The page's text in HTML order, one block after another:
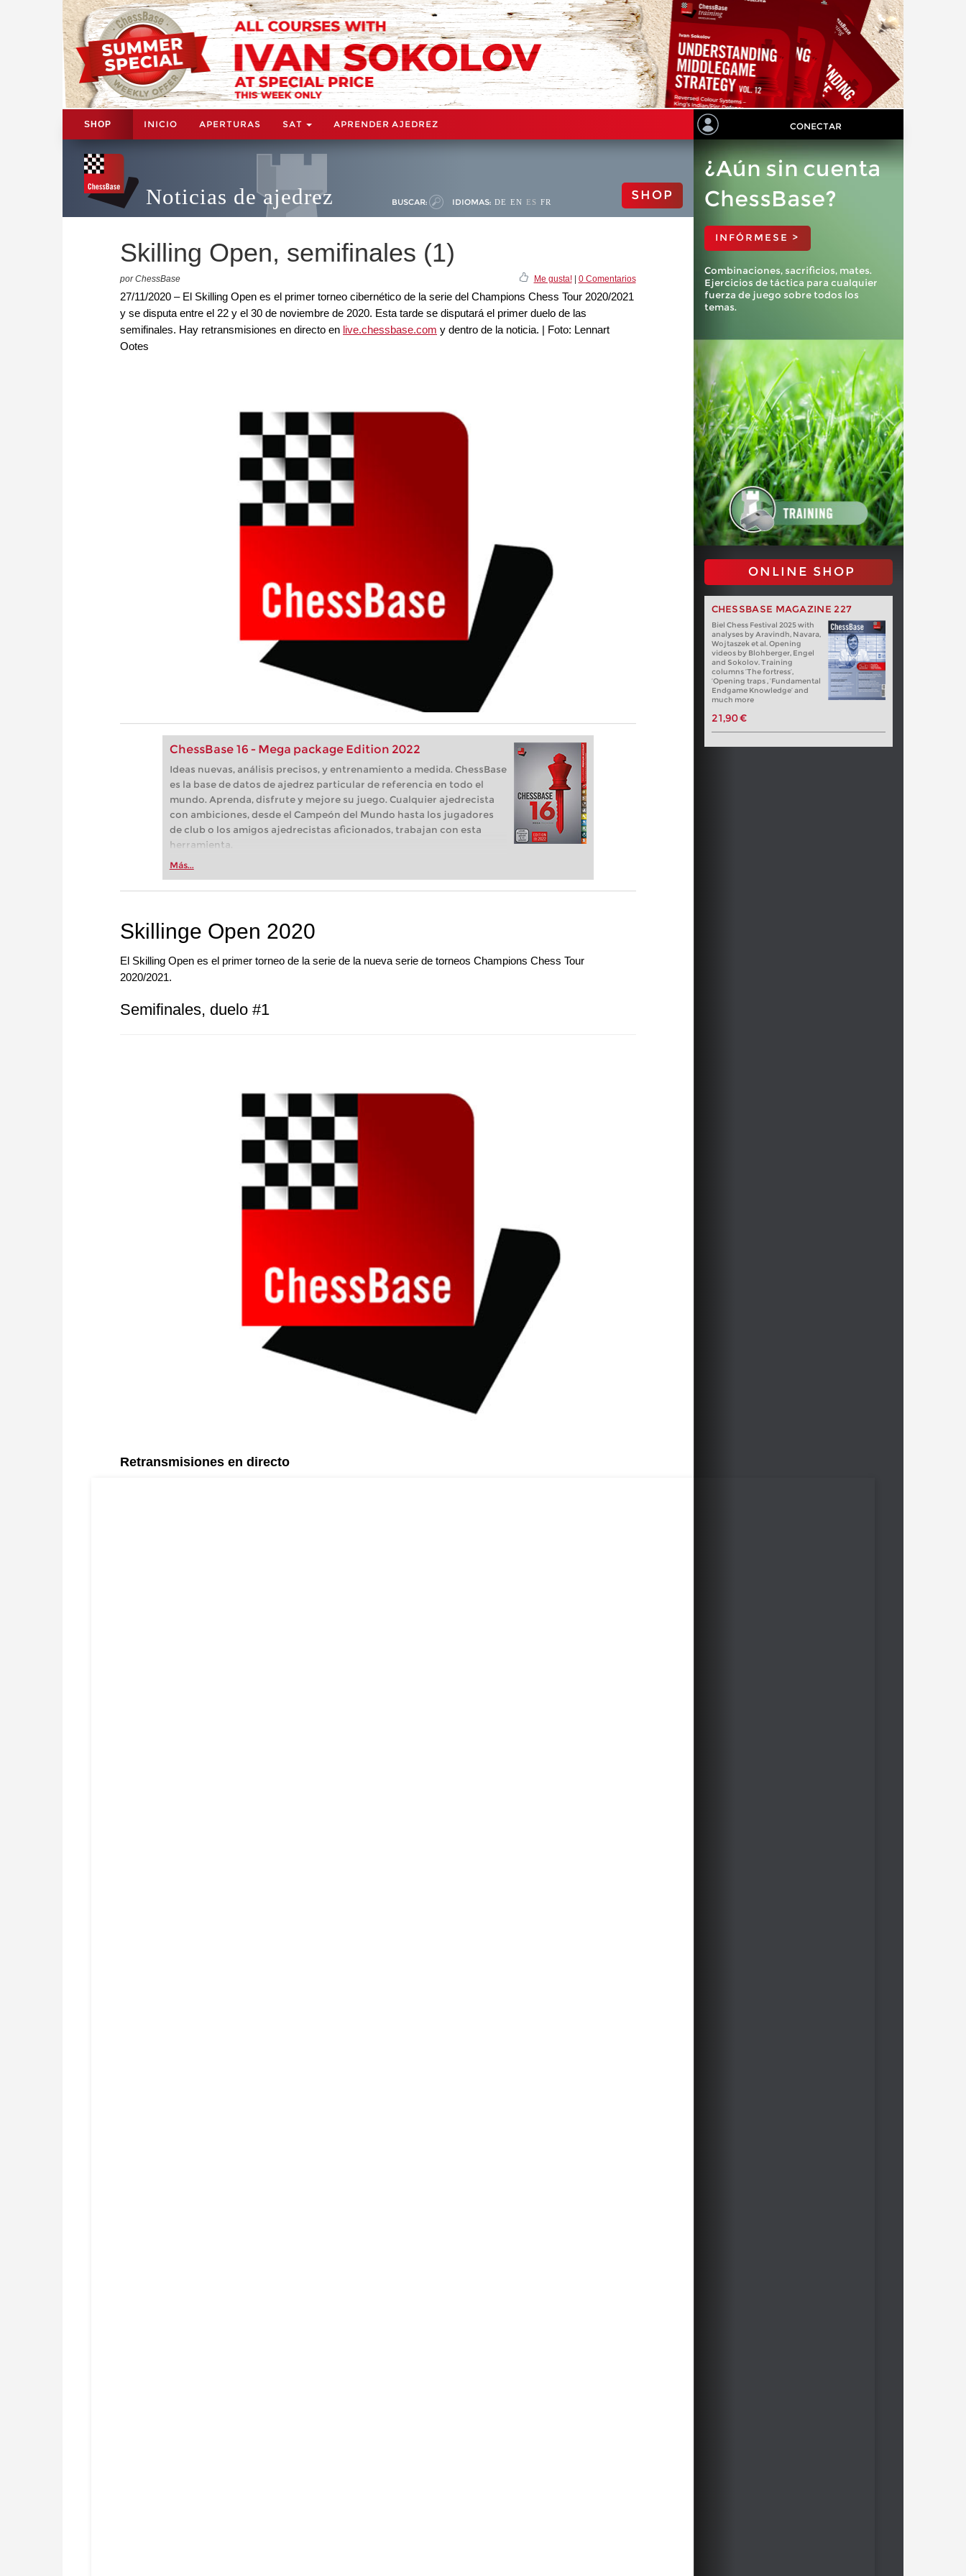
SHOP INICIO APERTURAS SAT APRENDER AJEDREZ CONECTAR
Noticias de ajedrez BUSCAR: IDIOMAS: DE EN ES FR SHOP
Skilling Open, semifinales (1)
por ChessBase Me gusta!| 0 Comentarios
27/11/2020 – El Skilling Open es el primer torneo cibernético de la serie del Champions Chess Tour 2020/2021
y se disputa entre el 22 y el 30 de noviembre de 2020. Esta tarde se disputará el primer duelo de las
semifinales. Hay retransmisiones en directo en live.chessbase.com y dentro de la noticia. | Foto: Lennart
Ootes
ChessBase 16 - Mega package Edition 2022
Ideas nuevas, análisis precisos, y entrenamiento a medida. ChessBase
es la base de datos de ajedrez particular de referencia en todo el
mundo. Aprenda, disfrute y mejore su juego. Cualquier ajedrecista
con ambiciones, desde el Campeón del Mundo hasta los jugadores
de club o los amigos ajedrecistas aficionados, trabajan con esta
herramienta.
Más...
¿Aún sin cuenta
ChessBase?
INFÓRMESE >
Combinaciones, sacrificios, mates.
Ejercicios de táctica para cualquier
fuerza de juego sobre todos los
temas.
ONLINE SHOP
CHESSBASE MAGAZINE 227
Biel Chess Festival 2025 with
analyses by Aravindh, Navara,
Wojtaszek et al. Opening
videos by Blohberger, Engel
and Sokolov. Training
columns ‘The fortress’,
‘Opening traps , ‘Fundamental
Endgame Knowledge’ and
much more
21,90 €
Skillinge Open 2020
El Skilling Open es el primer torneo de la serie de la nueva serie de torneos Champions Chess Tour
2020/2021.
Semifinales, duelo #1
Retransmisiones en directo